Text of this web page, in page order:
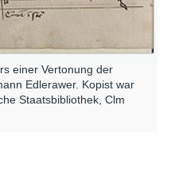
einer Vertonung der
Edlerawer. Kopist war
Staatsbibliothek, Clm